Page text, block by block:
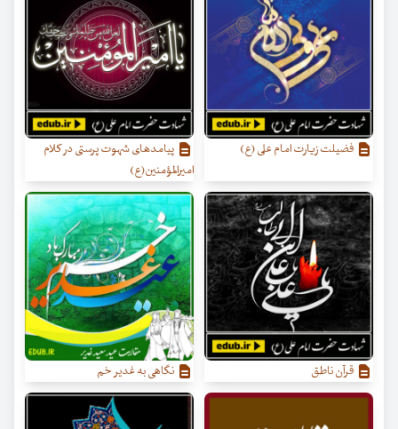
فضيلت زيارت امام على (ع)
پیامدهای شهوت پرستی در کلام
امیرالمؤمنین(ع)
قرآن ناطق نگاهی به غدیر خم